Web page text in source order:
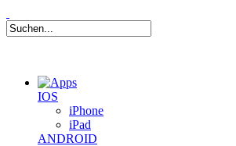
IOS
iPhone
iPad
ANDROID